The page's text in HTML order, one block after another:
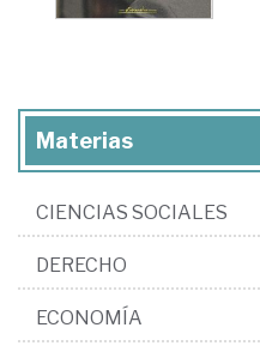
Materias
CIENCIAS SOCIALES
DERECHO
ECONOMÍA